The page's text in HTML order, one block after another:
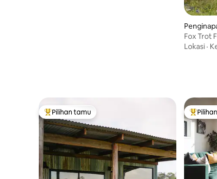
laroo
Fox Trot
Canberra
Lokasi ·
Pilihan tamu terpopuler
Pilihan tamu Pilihan